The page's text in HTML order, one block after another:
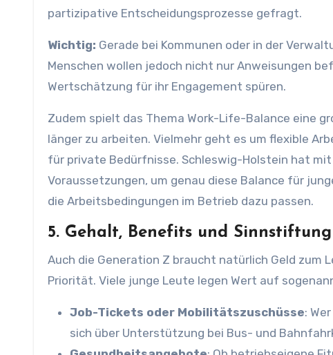
partizipative Entscheidungsprozesse gefragt.
Wichtig: Gerade bei Kommunen oder in der
Menschen wollen jedoch nicht nur Anweisungen
Wertschätzung für ihr Engagement spüren.
Zudem spielt das Thema Work-Life-Balance eine
länger zu arbeiten. Vielmehr geht es um flexible
für private Bedürfnisse. Schleswig-Holstein hat
Voraussetzungen, um genau diese Balance für
die Arbeitsbedingungen im Betrieb dazu passen.
5. Gehalt, Benefits und Sinnstiftung
Auch die Generation Z braucht natürlich Geld zum
Priorität. Viele junge Leute legen Wert auf
Job-Tickets oder Mobilitätszuschüsse:
sich über Unterstützung bei Bus- und